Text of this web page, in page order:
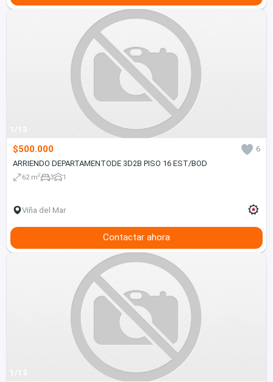
1/13
$500.000
6
ARRIENDO DEPARTAMENTODE 3D2B PISO 16 EST/BOD
62 m2 3 1
Viña del Mar
Contactar ahora
1/13